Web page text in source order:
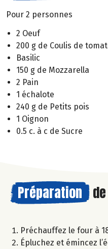
Pour 2 personnes
2 Oeuf
200 g de Coulis de
Basilic
150 g de Mozzarella
2 Pain
1 échalote
240 g de Petits pois
1 Oignon
0.5 c. à c de Sucre
Préparation
Préchauffez le four à
Épluchez et émincez